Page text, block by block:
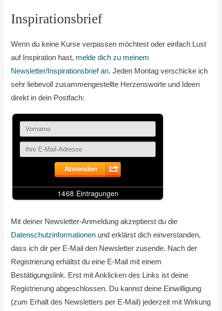
Inspirationsbrief
Wenn du keine Kurse verpassen möchtest oder einfach Lust
auf Inspiration hast, melde dich zu meinem
Newsletter/Inspirationsbrief an. Jeden Montag verschicke ich
sehr liebevoll zusammengestellte Herzensworte und Ideen
direkt in dein Postfach:
Mit deiner Newsletter-Anmeldung akzeptierst du die
Datenschutzinformationen und erklärst dich einverstanden,
dass ich dir per E-Mail den Newsletter zusende. Nach der
Registrierung erhältst du eine E-Mail mit einem
Bestätigungslink. Erst mit Anklicken des Links ist deine
Registrierung abgeschlossen. Du kannst deine Einwilligung
(zum Erhalt des Newsletters per E-Mail) jederzeit mit Wirkung